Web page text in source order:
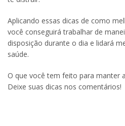
Aplicando essas dicas de como
você conseguirá trabalhar de
disposição durante o dia e lidará
saúde.
O que você tem feito para manter
Deixe suas dicas nos comentários!